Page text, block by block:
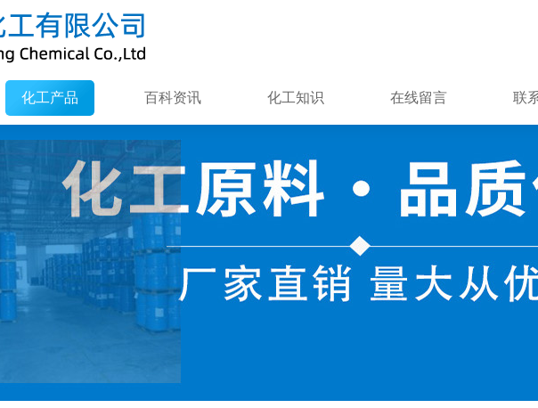
化工产品 百科资讯 化工知识 在线留言 联